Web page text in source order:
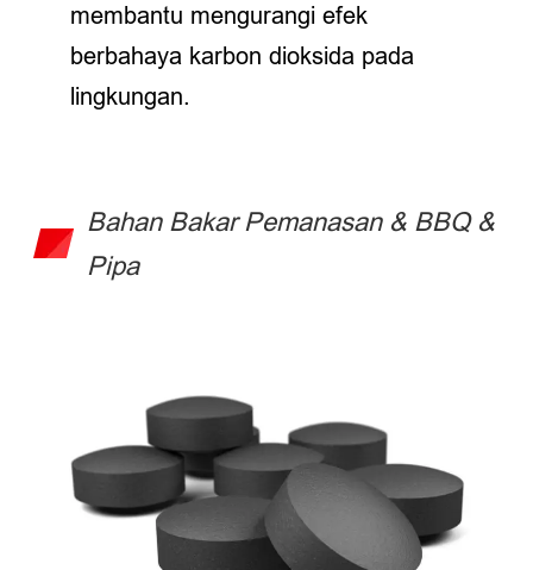
membantu mengurangi efek
berbahaya karbon dioksida pada
lingkungan.
Bahan Bakar Pemanasan & BBQ &
Pipa